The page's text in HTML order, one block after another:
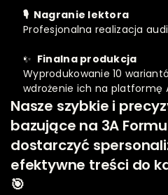
🎙  Nagranie lektora
Profesjonalna realizacja
✨ Finalna produkcja
Wyprodukowanie 10
wdrożenie ich na platformę
Nasze szybkie i
bazujące na 3A
dostarczyć
efektywne treści do
🎯